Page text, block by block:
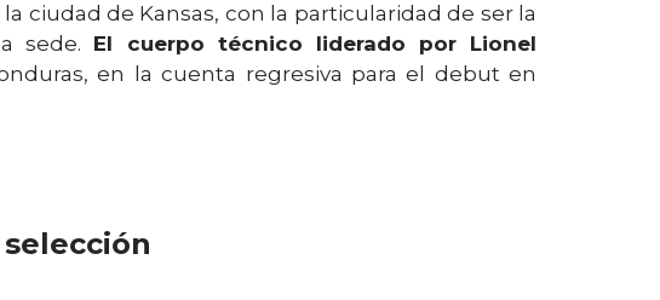
ciudad de Kansas, con la particularidad de ser la
sede. El cuerpo técnico liderado por Lionel
en la cuenta regresiva para el debut en